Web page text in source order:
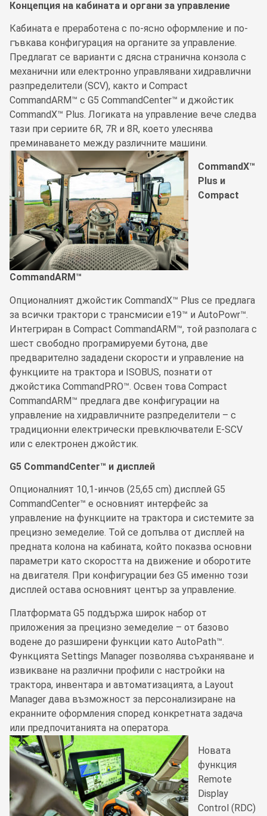
Концепция на кабината и органи за управление
Кабината е преработена с по-ясно оформление и по-
гъвкава конфигурация на органите за управление.
Предлагат се варианти с дясна странична конзола с
механични или електронно управлявани хидравлични
разпределители (SCV), както и Compact
CommandARM™ с G5 CommandCenter™ и джойстик
CommandX™ Plus. Логиката на управление вече следва
тази при сериите 6R, 7R и 8R, което улеснява
преминаването между различните машини.
CommandX™
Plus и
Compact
CommandARM™
Опционалният джойстик CommandX™ Plus се предлага
за всички трактори с трансмисии e19™ и AutoPowr™.
Интегриран в Compact CommandARM™, той разполага с
шест свободно програмируеми бутона, две
предварително зададени скорости и управление на
функциите на трактора и ISOBUS, познати от
джойстика CommandPRO™. Освен това Compact
CommandARM™ предлага две конфигурации на
управление на хидравличните разпределители – с
традиционни електрически превключватели E-SCV
или с електронен джойстик.
G5 CommandCenter™ и дисплей
Опционалният 10,1-инчов (25,65 cm) дисплей G5
CommandCenter™ е основният интерфейс за
управление на функциите на трактора и системите за
прецизно земеделие. Той се допълва от дисплей на
предната колона на кабината, който показва основни
параметри като скоростта на движение и оборотите
на двигателя. При конфигурации без G5 именно този
дисплей остава основният център за управление.
Платформата G5 поддържа широк набор от
приложения за прецизно земеделие – от базово
водене до разширени функции като AutoPath™.
Функцията Settings Manager позволява съхраняване и
извикване на различни профили с настройки на
трактора, инвентара и автоматизацията, а Layout
Manager дава възможност за персонализиране на
екранните оформления според конкретната задача
или предпочитанията на оператора.
Новата
функция
Remote
Display
Control (RDC)